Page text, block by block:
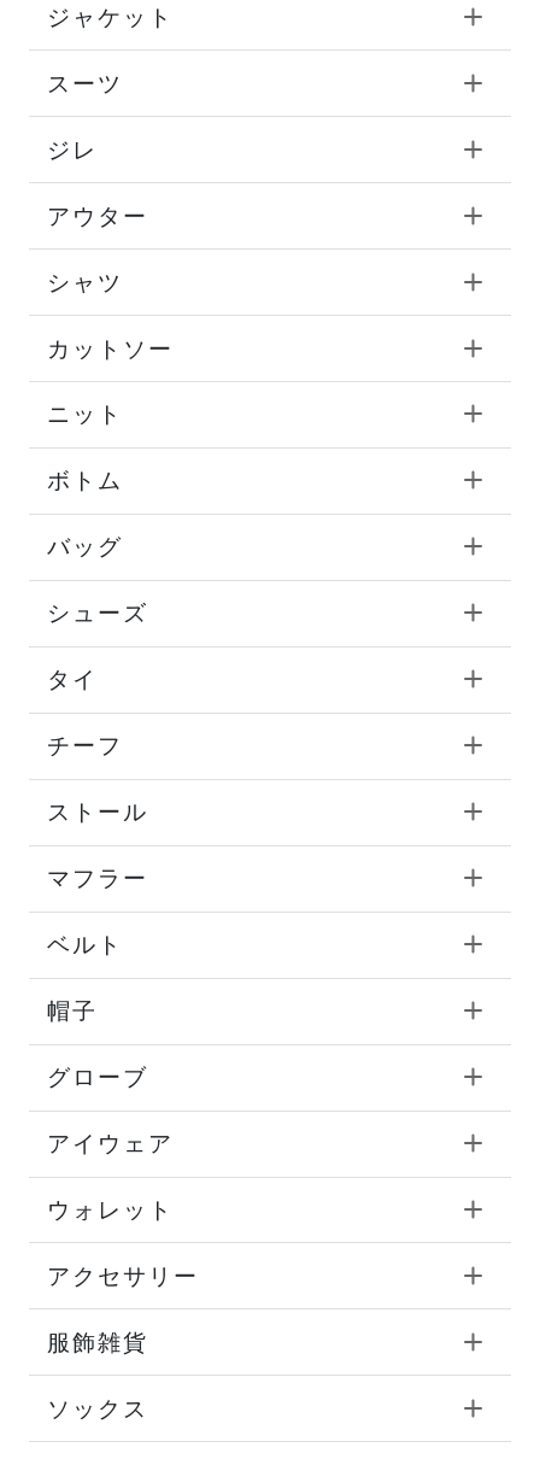
ジャケット
スーツ
ジレ
アウター
シャツ
カットソー
ニット
ボトム
バッグ
シューズ
タイ
チーフ
ストール
マフラー
ベルト
帽子
グローブ
アイウェア
ウォレット
アクセサリー
服飾雑貨
ソックス